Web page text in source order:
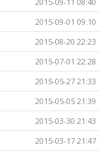
2015-09-01 09:10
2015-08-20 22:23
2015-07-01 22:28
2015-05-27 21:33
2015-05-05 21:39
2015-03-30 21:43
2015-03-17 21:47